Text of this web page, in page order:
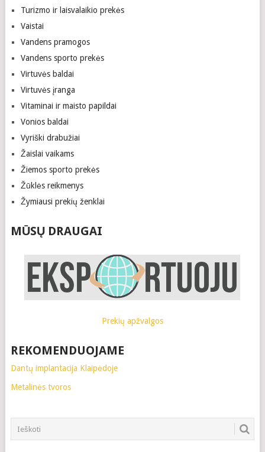
Turizmo ir laisvalaikio prekės
Vaistai
Vandens pramogos
Vandens sporto prekės
Virtuvės baldai
Virtuvės įranga
Vitaminai ir maisto papildai
Vonios baldai
Vyriški drabužiai
Žaislai vaikams
Žiemos sporto prekės
Žūklės reikmenys
Žymiausi prekių ženklai
MŪSŲ DRAUGAI
Prekių apžvalgos
REKOMENDUOJAME
Dantų implantacija Klaipėdoje
Metalinės tvoros